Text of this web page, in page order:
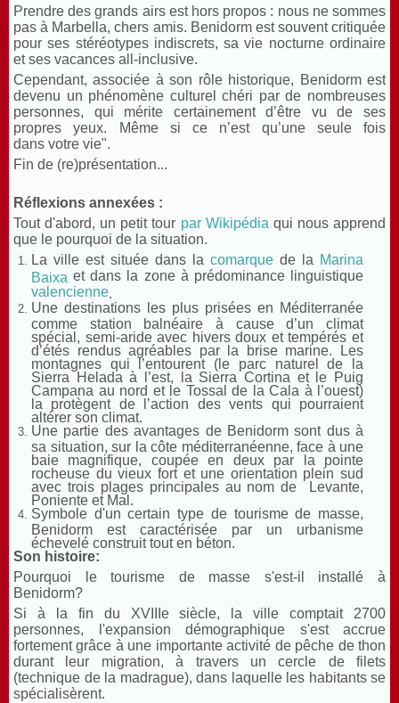
Prendre des grands airs est hors propos : nous ne sommes
pas à Marbella, chers amis. Benidorm est souvent critiquée
pour ses stéréotypes indiscrets, sa vie nocturne ordinaire
et ses vacances all-inclusive.
Cependant, associée à son rôle historique, Benidorm est
devenu un phénomène culturel chéri par de nombreuses
personnes, qui mérite certainement d’être vu de ses
propres yeux. Même si ce n’est qu’une seule fois
dans votre vie".
Fin de (re)présentation...
Réflexions annexées :
Tout d'abord, un petit tour par Wikipédia qui nous apprend
que le pourquoi de la situation.
La ville est située dans la comarque de la Marina
Baixa et dans la zone à prédominance linguistique
valencienne
Une destinations les plus prisées en Méditerranée
comme station balnéaire à cause d’un climat
spécial, semi-aride avec hivers doux et tempérés et
d’étés rendus agréables par la brise marine. Les
montagnes qui l’entourent (le parc naturel de la
Sierra Helada à l’est, la Sierra Cortina et le Puig
Campana au nord et le Tossal de la Cala à l’ouest)
la protègent de l’action des vents qui pourraient
altérer son climat.
Une partie des avantages de Benidorm sont dus à
sa situation, sur la côte méditerranéenne, face à une
baie magnifique, coupée en deux par la pointe
rocheuse du vieux fort et une orientation plein sud
avec trois plages principales au nom de Levante,
Poniente et Mal.
Symbole d'un certain type de tourisme de masse,
Benidorm est caractérisée par un urbanisme
échevelé construit tout en béton.
Son histoire:
Pourquoi le tourisme de masse s'est-il installé à
Benidorm?
Si à la fin du XVIIIe siècle, la ville comptait 2700
personnes, l'expansion démographique s'est accrue
fortement grâce à une importante activité de pêche de thon
durant leur migration, à travers un cercle de filets
(technique de la madrague), dans laquelle les habitants se
spécialisèrent.